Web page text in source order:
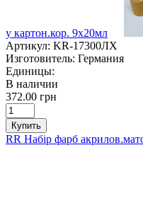
у картон.кор. 9х20мл
Артикул: KR-17300ЛХ
Изготовитель: Германия
Единицы:
В наличии
372.00 грн
Купить
RR Набір фарб